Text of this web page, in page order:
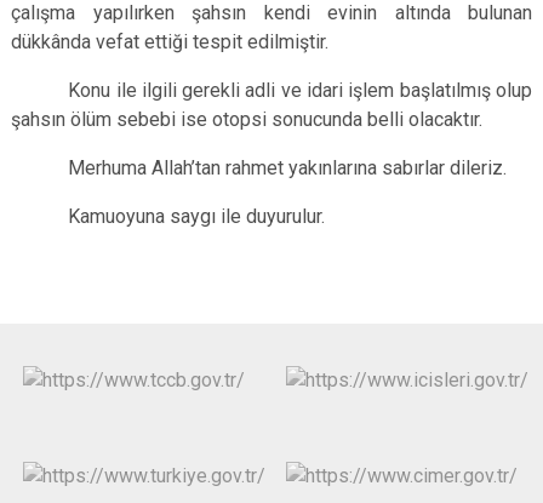
çalışma yapılırken şahsın kendi evinin altında bulunan
dükkânda vefat ettiği tespit edilmiştir.
Konu ile ilgili gerekli adli ve idari işlem başlatılmış olup
şahsın ölüm sebebi ise otopsi sonucunda belli olacaktır.
Merhuma Allah’tan rahmet yakınlarına sabırlar dileriz.
Kamuoyuna saygı ile duyurulur.